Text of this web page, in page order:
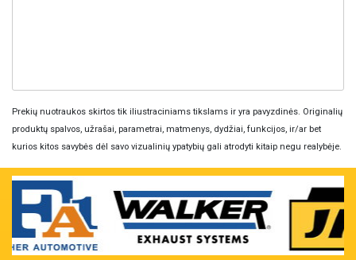
Prekių nuotraukos skirtos tik iliustraciniams tikslams ir yra pavyzdinės. Originalių
produktų spalvos, užrašai, parametrai, matmenys, dydžiai, funkcijos, ir/ar bet
kurios kitos savybės dėl savo vizualinių ypatybių gali atrodyti kitaip negu realybėje.